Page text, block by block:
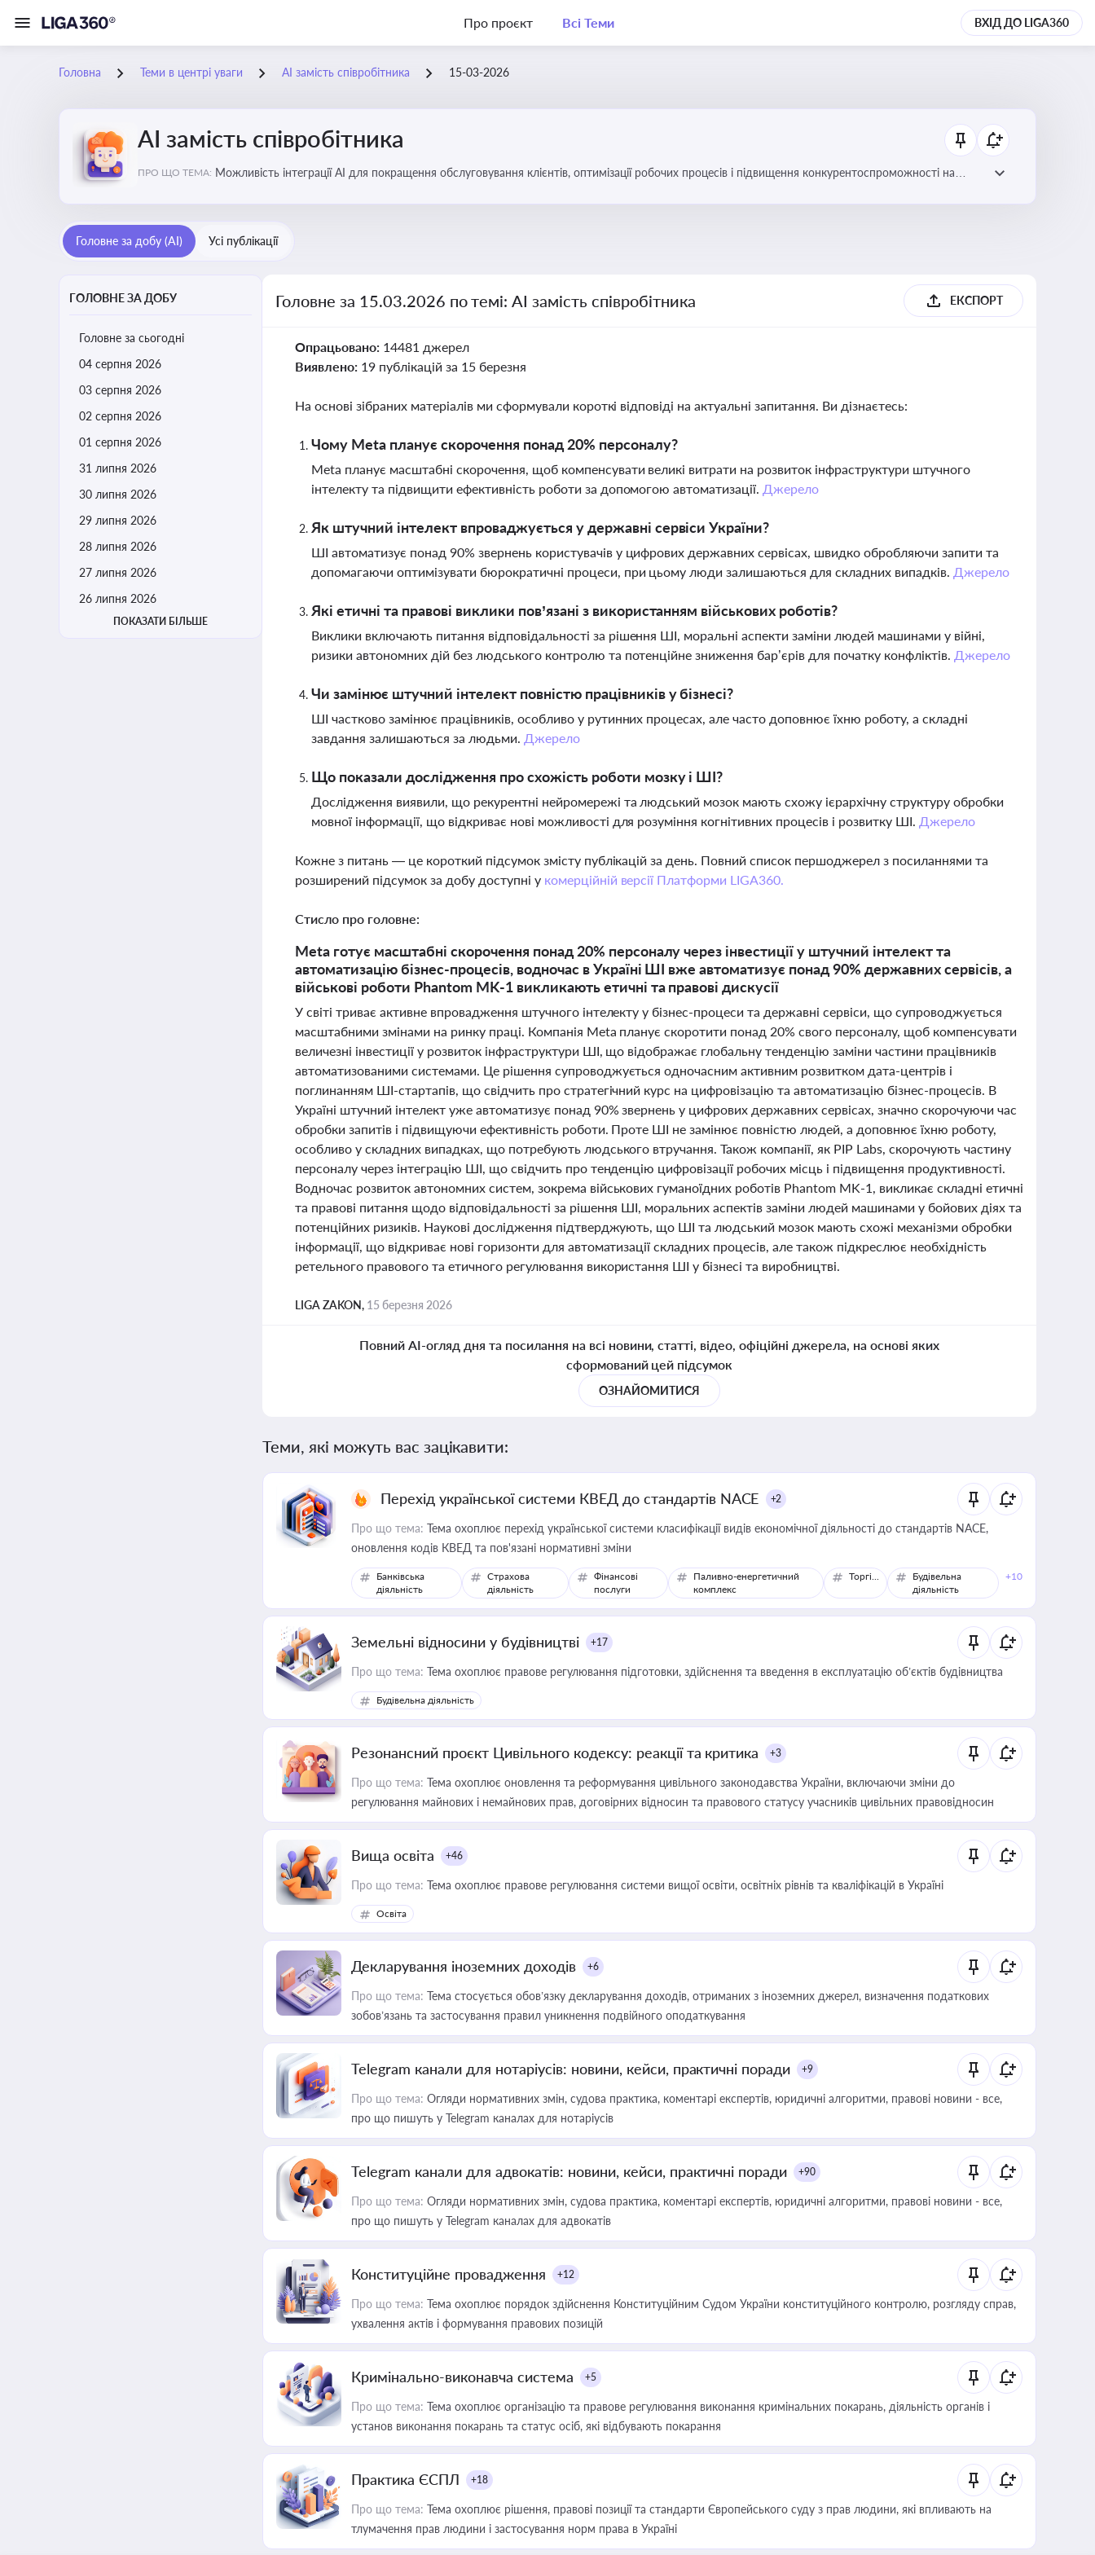
Про проєкт Всі Теми ВХІД ДО LIGA360
Головна Теми в центрі уваги АІ замість співробітника 15-03-2026
АІ замість співробітника
ПРО ЩО ТЕМА: Можливість інтеграції АІ для покращення обслуговування клієнтів, оптимізації робочих процесів і підвищення конкурентоспроможності на
Головне за добу (AI) Усі публікації
ГОЛОВНЕ ЗА ДОБУ
Головне за сьогодні
04 серпня 2026
03 серпня 2026
02 серпня 2026
01 серпня 2026
31 липня 2026
30 липня 2026
29 липня 2026
28 липня 2026
27 липня 2026
26 липня 2026
ПОКАЗАТИ БІЛЬШЕ
Головне за 15.03.2026 по темі: АІ замість співробітника ЕКСПОРТ
Опрацьовано: 14481 джерел
Виявлено: 19 публікацій за 15 березня
На основі зібраних матеріалів ми сформували короткі відповіді на актуальні запитання. Ви дізнаєтесь:
Чому Meta планує скорочення понад 20% персоналу?
Meta планує масштабні скорочення, щоб компенсувати великі витрати на розвиток інфраструктури штучного
інтелекту та підвищити ефективність роботи за допомогою автоматизації. Джерело
Як штучний інтелект впроваджується у державні сервіси України?
ШІ автоматизує понад 90% звернень користувачів у цифрових державних сервісах, швидко обробляючи запити та
допомагаючи оптимізувати бюрократичні процеси, при цьому люди залишаються для складних випадків. Джерело
Які етичні та правові виклики пов’язані з використанням військових роботів?
Виклики включають питання відповідальності за рішення ШІ, моральні аспекти заміни людей машинами у війні,
ризики автономних дій без людського контролю та потенційне зниження бар’єрів для початку конфліктів. Джерело
Чи замінює штучний інтелект повністю працівників у бізнесі?
ШІ частково замінює працівників, особливо у рутинних процесах, але часто доповнює їхню роботу, а складні
завдання залишаються за людьми. Джерело
Що показали дослідження про схожість роботи мозку і ШІ?
Дослідження виявили, що рекурентні нейромережі та людський мозок мають схожу ієрархічну структуру обробки
мовної інформації, що відкриває нові можливості для розуміння когнітивних процесів і розвитку ШІ. Джерело
Кожне з питань — це короткий підсумок змісту публікацій за день. Повний список першоджерел з посиланнями та
розширений підсумок за добу доступні у комерційній версії Платформи LIGA360.
Стисло про головне:
Meta готує масштабні скорочення понад 20% персоналу через інвестиції у штучний інтелект та
автоматизацію бізнес-процесів, водночас в Україні ШІ вже автоматизує понад 90% державних сервісів, а
військові роботи Phantom MK-1 викликають етичні та правові дискусії
У світі триває активне впровадження штучного інтелекту у бізнес-процеси та державні сервіси, що супроводжується
масштабними змінами на ринку праці. Компанія Meta планує скоротити понад 20% свого персоналу, щоб компенсувати
величезні інвестиції у розвиток інфраструктури ШІ, що відображає глобальну тенденцію заміни частини працівників
автоматизованими системами. Це рішення супроводжується одночасним активним розвитком дата-центрів і
поглинанням ШІ-стартапів, що свідчить про стратегічний курс на цифровізацію та автоматизацію бізнес-процесів. В
Україні штучний інтелект уже автоматизує понад 90% звернень у цифрових державних сервісах, значно скорочуючи час
обробки запитів і підвищуючи ефективність роботи. Проте ШІ не замінює повністю людей, а доповнює їхню роботу,
особливо у складних випадках, що потребують людського втручання. Також компанії, як PIP Labs, скорочують частину
персоналу через інтеграцію ШІ, що свідчить про тенденцію цифровізації робочих місць і підвищення продуктивності.
Водночас розвиток автономних систем, зокрема військових гуманоїдних роботів Phantom MK-1, викликає складні етичні
та правові питання щодо відповідальності за рішення ШІ, моральних аспектів заміни людей машинами у бойових діях та
потенційних ризиків. Наукові дослідження підтверджують, що ШІ та людський мозок мають схожі механізми обробки
інформації, що відкриває нові горизонти для автоматизації складних процесів, але також підкреслює необхідність
ретельного правового та етичного регулювання використання ШІ у бізнесі та виробництві.
LIGA ZAKON, 15 березня 2026
Повний AI-огляд дня та посилання на всі новини, статті, відео, офіційні джерела, на основі яких
сформований цей підсумок
ОЗНАЙОМИТИСЯ
Теми, які можуть вас зацікавити:
Перехід української системи КВЕД до стандартів NACE +2
Про що тема: Тема охоплює перехід української системи класифікації видів економічної діяльності до стандартів NACE,
оновлення кодів КВЕД та пов'язані нормативні зміни
Банківська
діяльність
Страхова
діяльність
Фінансові
послуги
Паливно-енергетичний
комплекс
Торгівля
Будівельна
діяльність
+10
Земельні відносини у будівництві +17
Про що тема: Тема охоплює правове регулювання підготовки, здійснення та введення в експлуатацію об’єктів будівництва
Будівельна діяльність
Резонансний проєкт Цивільного кодексу: реакції та критика +3
Про що тема: Тема охоплює оновлення та реформування цивільного законодавства України, включаючи зміни до
регулювання майнових і немайнових прав, договірних відносин та правового статусу учасників цивільних правовідносин
Вища освіта +46
Про що тема: Тема охоплює правове регулювання системи вищої освіти, освітніх рівнів та кваліфікацій в Україні
Освіта
Декларування іноземних доходів +6
Про що тема: Тема стосується обов’язку декларування доходів, отриманих з іноземних джерел, визначення податкових
зобов’язань та застосування правил уникнення подвійного оподаткування
Telegram канали для нотаріусів: новини, кейси, практичні поради +9
Про що тема: Огляди нормативних змін, судова практика, коментарі експертів, юридичні алгоритми, правові новини - все,
про що пишуть у Telegram каналах для нотаріусів
Telegram канали для адвокатів: новини, кейси, практичні поради +90
Про що тема: Огляди нормативних змін, судова практика, коментарі експертів, юридичні алгоритми, правові новини - все,
про що пишуть у Telegram каналах для адвокатів
Конституційне провадження +12
Про що тема: Тема охоплює порядок здійснення Конституційним Судом України конституційного контролю, розгляду справ,
ухвалення актів і формування правових позицій
Кримінально-виконавча система +5
Про що тема: Тема охоплює організацію та правове регулювання виконання кримінальних покарань, діяльність органів і
установ виконання покарань та статус осіб, які відбувають покарання
Практика ЄСПЛ +18
Про що тема: Тема охоплює рішення, правові позиції та стандарти Європейського суду з прав людини, які впливають на
тлумачення прав людини і застосування норм права в Україні